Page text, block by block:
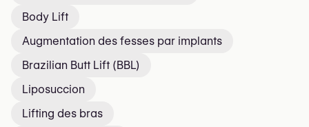
Body Lift
Augmentation des fesses par implants
Brazilian Butt Lift (BBL)
Liposuccion
Lifting des bras